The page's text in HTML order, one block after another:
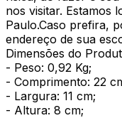
nos visitar. Estamos
Paulo.Caso prefira,
endereço de sua
Dimensões do
- Peso: 0,92 Kg;
- Comprimento: 22
- Largura: 11 cm;
- Altura: 8 cm;